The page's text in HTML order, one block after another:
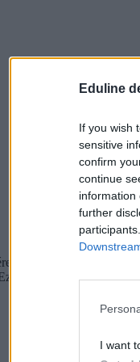
Eduline
If you wish
sensitive
confirm
continue
information
further
I want
egyébként két
összesen 100